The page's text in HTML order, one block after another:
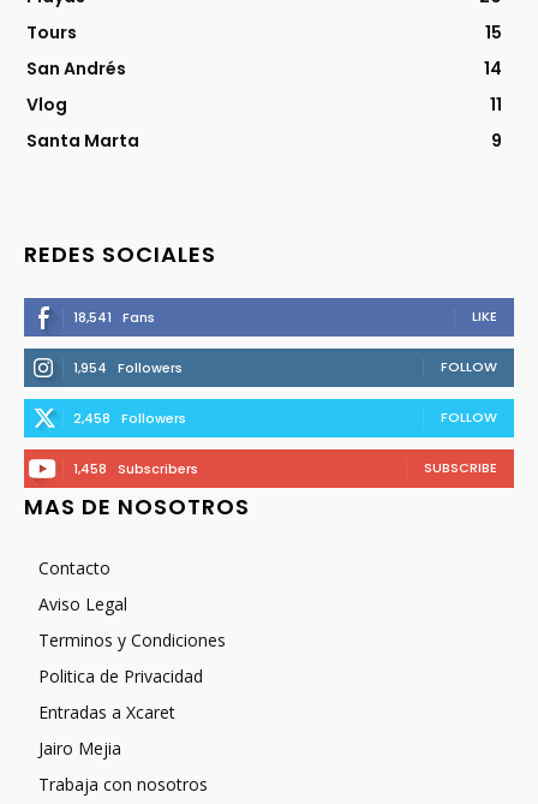
Tours
15
San Andrés
14
Vlog
11
Santa Marta
9
REDES SOCIALES
18,541 Fans LIKE
1,954 Followers FOLLOW
2,458 Followers FOLLOW
1,458 Subscribers SUBSCRIBE
MAS DE NOSOTROS
Contacto
Aviso Legal
Terminos y Condiciones
Politica de Privacidad
Entradas a Xcaret
Jairo Mejia
Trabaja con nosotros